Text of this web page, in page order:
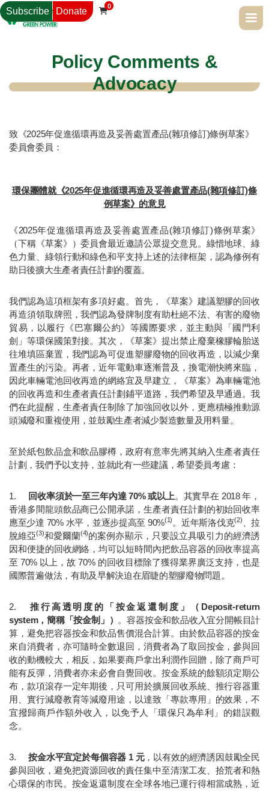
Subscribe Donate 
0
Policy Comments &
Advocacy
致《2025年促進循環再造及妥善處置產品(雜項修訂)條例草案》
委員會委員：
環保團體就《2025年促進循環再造及妥善處置產品(雜項修訂)條
例草案》的意見
《2025年促進循環再造及妥善處置產品(雜項修訂)條例草案》
（下稱《草案》）委員會最近邀請公眾提交意見。綠惜地球、綠
色力量、綠領行動和綠色和平支持上述的法律框架，認為修例有
助日後擴大生產者責任計劃的覆蓋。
我們認為這項框架有多項好處。首先，《草案》建議塑膠的回收
再造須領取牌照，我們認為發牌制度有助杜絕不法、有害的廢物
貿易，以履行《巴塞爾公約》等國際要求，並主動與「國門利
劍」等環保國策對接。其次，《草案》提出禁止廢棄橡膠輪胎送
往堆填區棄置，我們認為可促進塑膠廢物的回收再造，以減少棄
置產生的污染。再者，近年電動車逐漸普及，換電潮快將來臨，
因此車輛電池回收再造的網絡宜及早建立，《草案》為車輛電池
的回收再造和生產者責任計劃鋪平道路，我們希望及早通過。我
們在此提醒，生產者責任制除了加強回收以外，更應積極推動源
頭減廢和重複使用，並鼓勵生產者減少製造數量及用料量。
至於紙包飲品盒和飲品膠樽，政府有意率先將其納入生產者責任
計劃，我們予以支持，並就此有一些建議，希望委員考慮：
回收率須於一至三年內達 70% 或以上。其實早在 2018 年，
香港多間龍頭飲品商已公開承諾，生產者責任計劃的初始回收率
應至少達 70% 水平，並逐步提高至 90%(1) 。近年斯洛伐克(2)
、拉
脫維亞(3)和愛爾蘭(4)的案例亦顯示，只要設立具吸引力的經濟誘
因和便捷的回收網絡，均可以短時間內把飲品容器的回收率提高
至 70% 以上，故 70% 的回收目標除了獲得業界廣泛支持，也是
國際普遍做法，有助及早解決迫在眉睫的塑膠廢物問題。
2. 推行高透明度的「按金返還制度」（Deposit-return
system，簡稱「按金制」） 。容器按金和飲品收入宜分開帳目計
算，避免把容器按金和飲品售價混合計算。由於飲品容器的按金
來自消費者，亦可隨時全數退回，消費者為了取回按金，參與回
收的動機較大，相反，如果要商戶拿出利潤作回贈，除了商戶可
能有反彈，消費者亦未必會自覺回收。按金系統的餘額須定期公
布，款項滾存一定年期後，只可用於擴展回收系統、推行容器重
用、實行減廢教育等減廢用途，以達致「專款專用」的效果，不
宜撥歸商戶作額外收入，以免予人「環保只為牟利」的錯誤觀
念。
3. 按金水平宜定於每個容器 1 元，以有效的經濟誘因鼓勵全民
參與回收，避免把資源回收的責任集中至清潔工友、拾荒者和熱
心環保的市民。按金返還制度在全球各地已運行得相當成熟，近